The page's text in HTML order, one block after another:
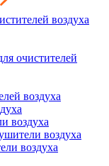
воздуха
очистителей
воздуха
воздуха
воздуха
воздуха